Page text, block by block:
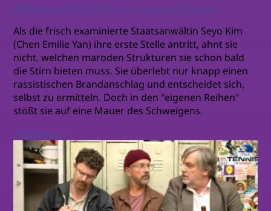
Widerstand gegen ein korrumpiertes System
Als die frisch examinierte Staatsanwältin Seyo Kim
(Chen Emilie Yan) ihre erste Stelle antritt, ahnt sie
nicht, welchen maroden Strukturen sie schon bald
die Stirn bieten muss. Sie überlebt nur knapp einen
rassistischen Brandanschlag und entscheidet sich,
selbst zu ermitteln. Doch in den "eigenen Reihen"
stößt sie auf eine Mauer des Schweigens.
weiterlesen